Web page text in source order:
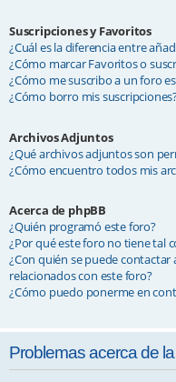
Suscripciones y Favoritos
¿Cuál es la diferencia entre
¿Cómo marcar Favoritos o
¿Cómo me suscribo a un foro
¿Cómo borro mis
Archivos Adjuntos
¿Qué archivos adjuntos son
¿Cómo encuentro todos mis
Acerca de phpBB
¿Quién programó este foro?
¿Por qué este foro no tiene tal
¿Con quién se puede contactar
relacionados con este foro?
¿Cómo puedo ponerme en
Problemas acerca de